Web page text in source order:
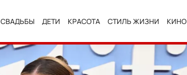
СВАДЬБЫ ДЕТИ КРАСОТА СТИЛЬ ЖИЗНИ КИНО